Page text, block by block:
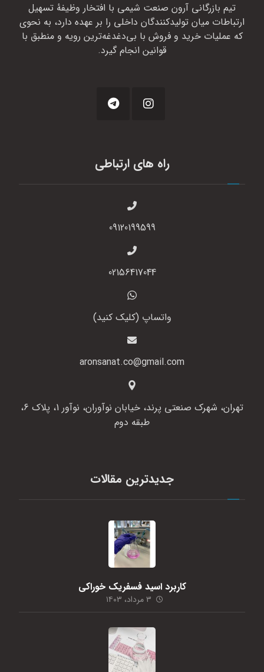
تیم بازرگانی آرون صنعت شیمی با افتخار وظیفهٔ تسهیل
ارتباطات میان تولیدکنندگان داخلی را بر عهده دارد، به نحوی
که عملیات خرید و فروش با بی‌دغدغه‌ترین رویه و منطبق با
قوانین انجام گیرد.
راه های ارتباطی
09120199599
02156417044
واتساپ (کلیک کنید)
aronsanat.co@gmail.com
تهران، شهرک صنعتی پرند، خیابان نوآوران، نوآور 1، پلاک 6،
طبقه دوم
جدیدترین مقالات
کاربرد اسید فسفریک خوراکی
۳ مرداد، ۱۴۰۳